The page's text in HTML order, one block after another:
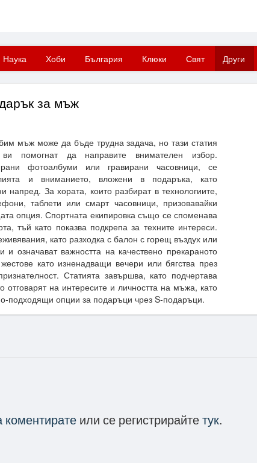
Наука Хоби България Клюки Свят Други
за мъж
мъж може да бъде трудна задача, но тази статия
помогнат да направите внимателен избор.
фотоалбуми или гравирани часовници, се
и вниманието, вложени в подаръка, като
напред. За хората, които разбират в технологиите,
таблети или смарт часовници, призовавайки
опция. Спортната екипировка също се споменава
тъй като показва подкрепа за техните интереси.
като разходка с балон с горещ въздух или
означават важността на качествено прекараното
като изненадващи вечери или бягства през
Статията завършва, като подчертава
на интересите и личността на мъжа, като
подходящи опции за подаръци чрез S-подаръци.
коментирате или се регистрирайтетук.